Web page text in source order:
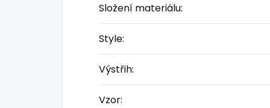
Složení materiálu:
Style:
Výstřih:
Vzor: